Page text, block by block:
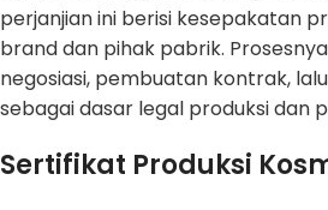
perjanjian ini berisi kesepakatan
brand dan pihak pabrik.
negosiasi, pembuatan kontrak,
sebagai dasar legal produksi dan
Sertifikat Produksi